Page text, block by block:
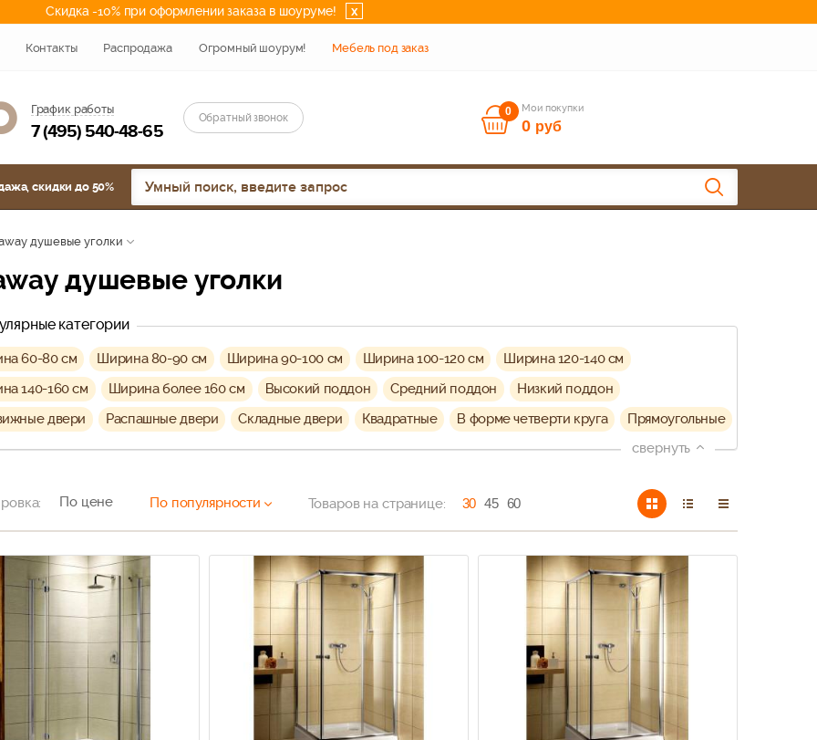
Скидка -10% при оформлении заказа в шоуруме! x
Контакты Распродажа Огромный шоурум! Мебель под заказ
График работы
7 (495) 540-48-65
Обратный звонок 0 Мои покупки
0 руб
скидки до 50%
душевые уголки
душевые уголки
категории
60-80 см Ширина 80-90 см Ширина 90-100 см Ширина 100-120 см
Ширина 120-140 см
140-160 см
Ширина более 160 см Высокий поддон Средний поддон
Низкий поддон
двери
Распашные двери Складные двери Квадратные В форме четверти круга
Прямоугольные
свернуть
По цене По популярности Товаров на странице: 30 45 60